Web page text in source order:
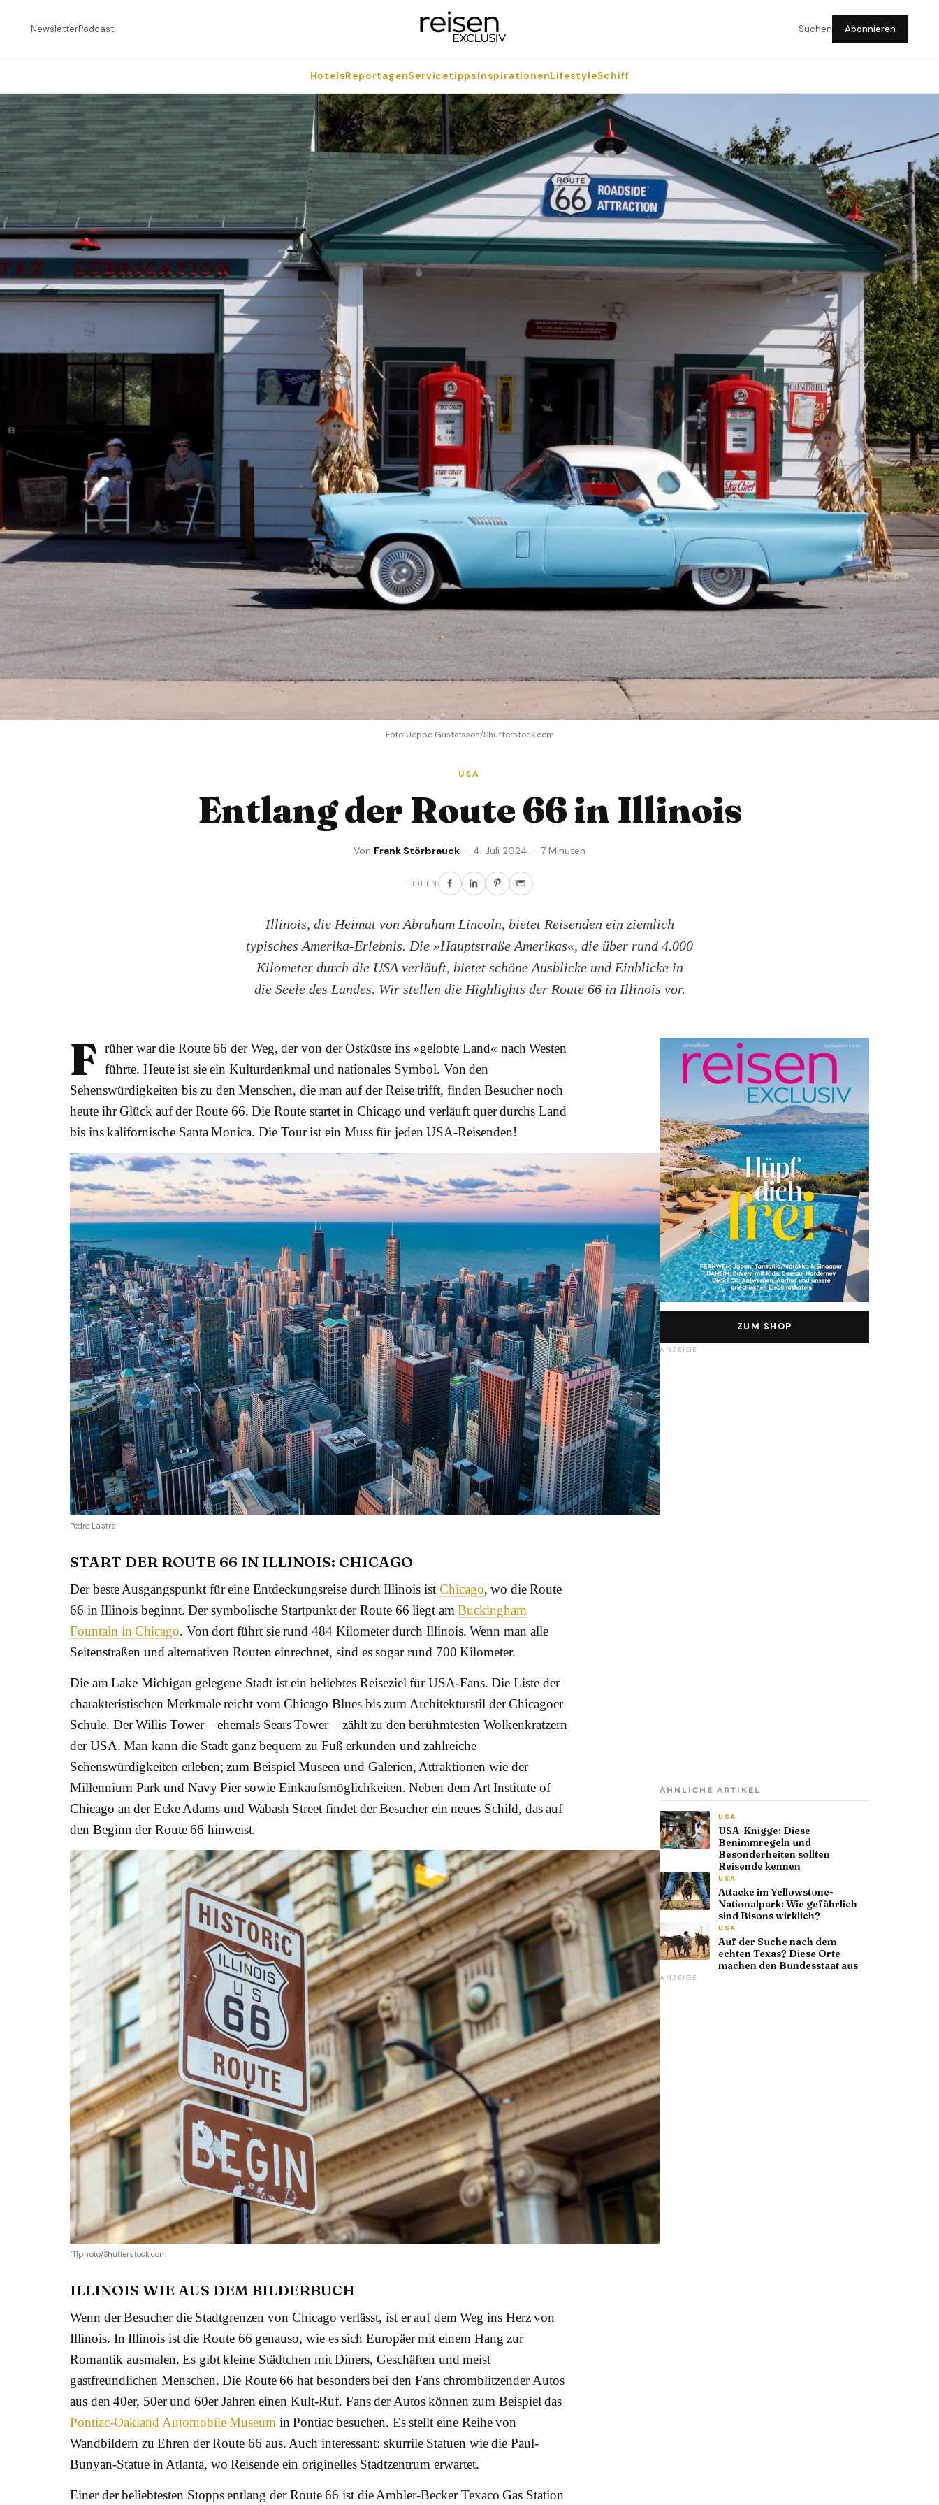
NewsletterPodcast Suchen Abonnieren
HotelsReportagenServicetippsInspirationenLifestyleSchiff
Foto: Jeppe Gustafsson/Shutterstock.com
USA
Entlang der Route 66 in Illinois
Von Frank Störbrauck · 4. Juli 2024 · 7 Minuten
TEILEN
Illinois, die Heimat von Abraham Lincoln, bietet Reisenden ein ziemlich
typisches Amerika-Erlebnis. Die »Hauptstraße Amerikas«, die über rund 4.000
Kilometer durch die USA verläuft, bietet schöne Ausblicke und Einblicke in
die Seele des Landes. Wir stellen die Highlights der Route 66 in Illinois vor.
F rüher war die Route 66 der Weg, der von der Ostküste ins »gelobte Land« nach Westen
führte. Heute ist sie ein Kulturdenkmal und nationales Symbol. Von den
Sehenswürdigkeiten bis zu den Menschen, die man auf der Reise trifft, finden Besucher noch
heute ihr Glück auf der Route 66. Die Route startet in Chicago und verläuft quer durchs Land
bis ins kalifornische Santa Monica. Die Tour ist ein Muss für jeden USA-Reisenden!
Pedro Lastra
START DER ROUTE 66 IN ILLINOIS: CHICAGO
Der beste Ausgangspunkt für eine Entdeckungsreise durch Illinois ist Chicago, wo die Route
66 in Illinois beginnt. Der symbolische Startpunkt der Route 66 liegt amBuckingham
Fountain in Chicago. Von dort führt sie rund 484 Kilometer durch Illinois. Wenn man alle
Seitenstraßen und alternativen Routen einrechnet, sind es sogar rund 700 Kilometer.
Die am Lake Michigan gelegene Stadt ist ein beliebtes Reiseziel für USA-Fans. Die Liste der
charakteristischen Merkmale reicht vom Chicago Blues bis zum Architekturstil der Chicagoer
Schule. Der Willis Tower – ehemals Sears Tower – zählt zu den berühmtesten Wolkenkratzern
der USA. Man kann die Stadt ganz bequem zu Fuß erkunden und zahlreiche
Sehenswürdigkeiten erleben; zum Beispiel Museen und Galerien, Attraktionen wie der
Millennium Park und Navy Pier sowie Einkaufsmöglichkeiten. Neben dem Art Institute of
Chicago an der Ecke Adams und Wabash Street findet der Besucher ein neues Schild, das auf
den Beginn der Route 66 hinweist.
f11photo/Shutterstock.com
ILLINOIS WIE AUS DEM BILDERBUCH
Wenn der Besucher die Stadtgrenzen von Chicago verlässt, ist er auf dem Weg ins Herz von
Illinois. In Illinois ist die Route 66 genauso, wie es sich Europäer mit einem Hang zur
Romantik ausmalen. Es gibt kleine Städtchen mit Diners, Geschäften und meist
gastfreundlichen Menschen. Die Route 66 hat besonders bei den Fans chromblitzender Autos
aus den 40er, 50er und 60er Jahren einen Kult-Ruf. Fans der Autos können zum Beispiel das
Pontiac-Oakland Automobile Museum in Pontiac besuchen. Es stellt eine Reihe von
Wandbildern zu Ehren der Route 66 aus. Auch interessant: skurrile Statuen wie die Paul-
Bunyan-Statue in Atlanta, wo Reisende ein originelles Stadtzentrum erwartet.
Einer der beliebtesten Stopps entlang der Route 66 ist die Ambler-Becker Texaco Gas Station
ZUM SHOP
ANZEIGE
ÄHNLICHE ARTIKEL
USA
USA-Knigge: Diese
Benimmregeln und
Besonderheiten sollten
Reisende kennen
USA
Attacke im Yellowstone-
Nationalpark: Wie gefährlich
sind Bisons wirklich?
USA
Auf der Suche nach dem
echten Texas? Diese Orte
machen den Bundesstaat aus
ANZEIGE